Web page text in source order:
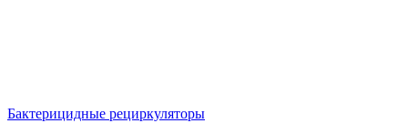
Бактерицидные рециркуляторы